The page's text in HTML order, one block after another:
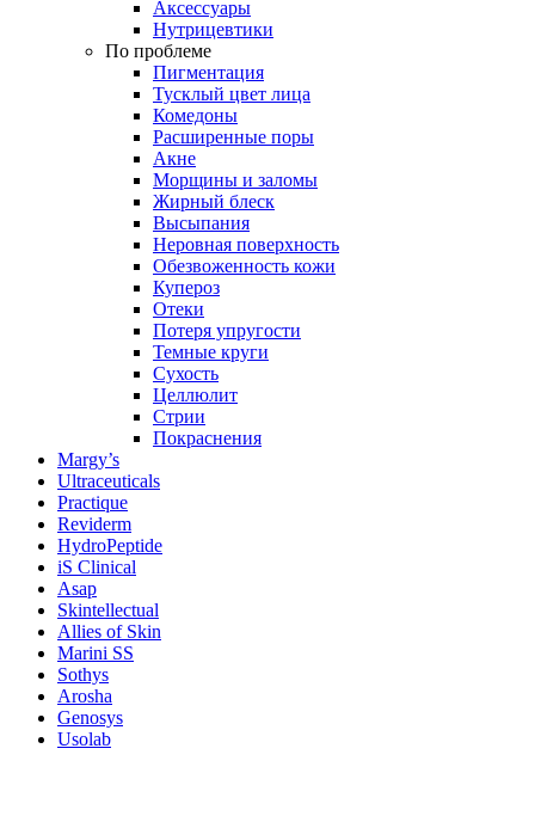
Аксессуары
Нутрицевтики
По проблеме
Пигментация
Тусклый цвет лица
Комедоны
Расширенные поры
Акне
Морщины и заломы
Жирный блеск
Высыпания
Неровная поверхность
Обезвоженность кожи
Купероз
Отеки
Потеря упругости
Темные круги
Сухость
Целлюлит
Стрии
Покраснения
Margy’s
Ultraceuticals
Practique
Reviderm
HydroPeptide
iS Clinical
Asap
Skintellectual
Allies of Skin
Marini SS
Sothys
Arosha
Genosys
Usolab